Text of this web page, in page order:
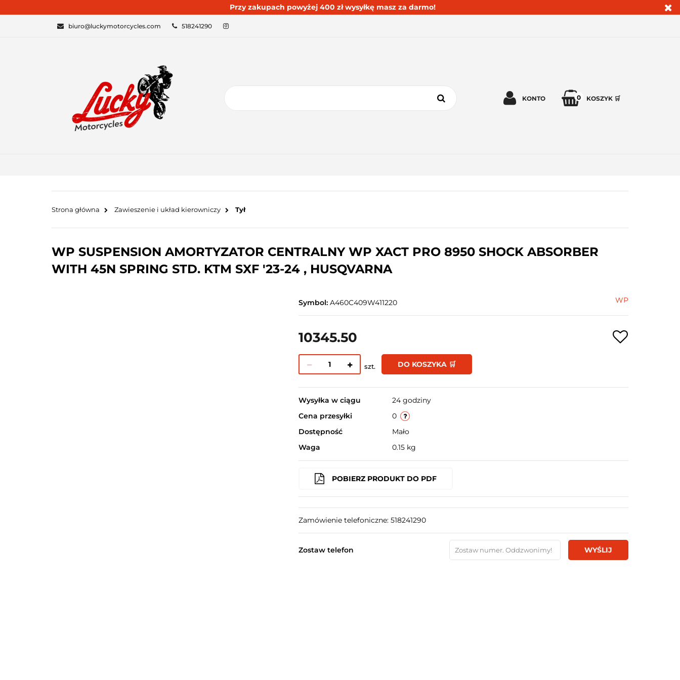
Przy zakupach powyżej 400 zł wysyłkę masz za darmo!
biuro@luckymotorcycles.com 518241290
KONTO 0 KOSZYK 🛒
KATEGORIE BESTSELLERY
Strona główna Zawieszenie i układ kierowniczy Tył
WP SUSPENSION AMORTYZATOR CENTRALNY WP XACT PRO 8950 SHOCK ABSORBER
WITH 45N SPRING STD. KTM SXF '23-24 , HUSQVARNA
Symbol: A460C409W411220 WP
10345.50
szt. DO KOSZYKA 🛒
Wysyłka w ciągu
24 godziny
Cena przesyłki
0
Dostępność
Mało
Waga
0.15 kg
POBIERZ PRODUKT DO PDF
Zamówienie telefoniczne: 518241290
Zostaw telefon WYŚLIJ